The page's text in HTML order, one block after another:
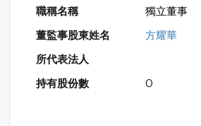
獨立董事
方耀華
0